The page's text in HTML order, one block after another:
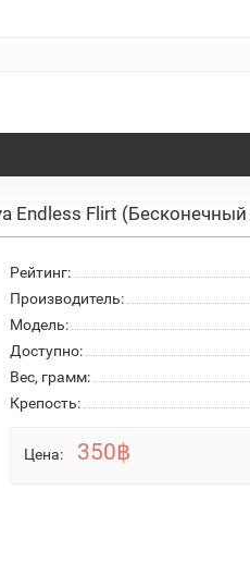
Endless Flirt
Рейтинг:
Производитель:
Модель:
Доступно:
Вес, грамм:
Крепость:
Цена: 350฿